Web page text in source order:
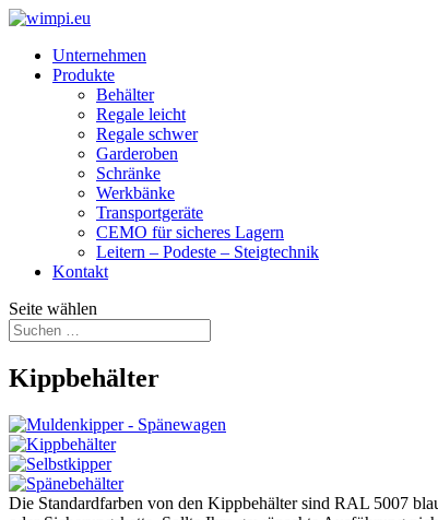
Unternehmen
Produkte
Behälter
Regale leicht
Regale schwer
Garderoben
Schränke
Werkbänke
Transport­geräte
CEMO für sicheres Lagern
Leitern – Podeste – Steigtechnik
Kontakt
Seite wählen
Kippbehälter
Die Standardfarben von den Kippbehälter sind RAL 5007